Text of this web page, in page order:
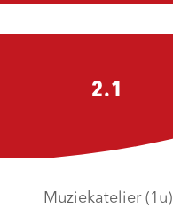
2.1
Muziekatelier (1u)